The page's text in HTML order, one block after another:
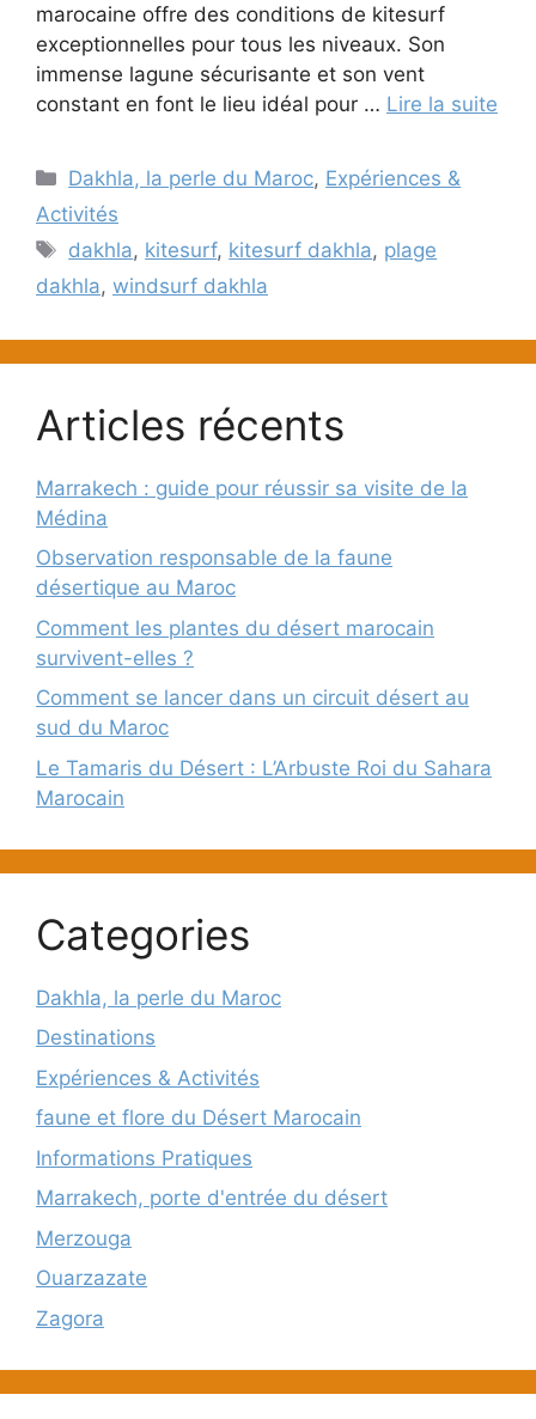
marocaine offre des conditions de kitesurf
exceptionnelles pour tous les niveaux. Son
immense lagune sécurisante et son vent
constant en font le lieu idéal pour … Lire la suite
Catégories
Dakhla, la perle du Maroc, Expériences &
Activités
Étiquettes
dakhla, kitesurf, kitesurf dakhla, plage
dakhla, windsurf dakhla
Articles récents
Marrakech : guide pour réussir sa visite de la
Médina
Observation responsable de la faune
désertique au Maroc
Comment les plantes du désert marocain
survivent-elles ?
Comment se lancer dans un circuit désert au
sud du Maroc
Le Tamaris du Désert : L’Arbuste Roi du Sahara
Marocain
Categories
Dakhla, la perle du Maroc
Destinations
Expériences & Activités
faune et flore du Désert Marocain
Informations Pratiques
Marrakech, porte d'entrée du désert
Merzouga
Ouarzazate
Zagora